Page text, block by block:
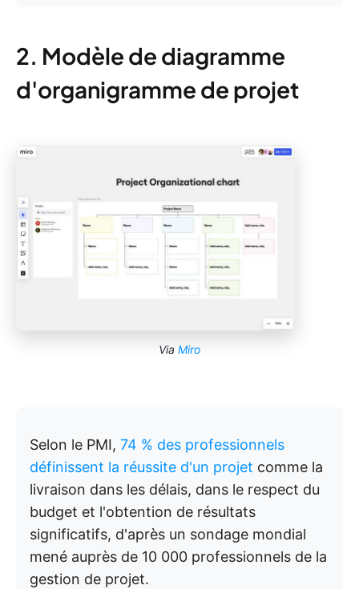
2. Modèle de diagramme
d'organigramme de projet
Via Miro
Selon le PMI, 74 % des professionnels
définissent la réussite d'un projet comme la
livraison dans les délais, dans le respect du
budget et l'obtention de résultats
significatifs, d'après un sondage mondial
mené auprès de 10 000 professionnels de la
gestion de projet.